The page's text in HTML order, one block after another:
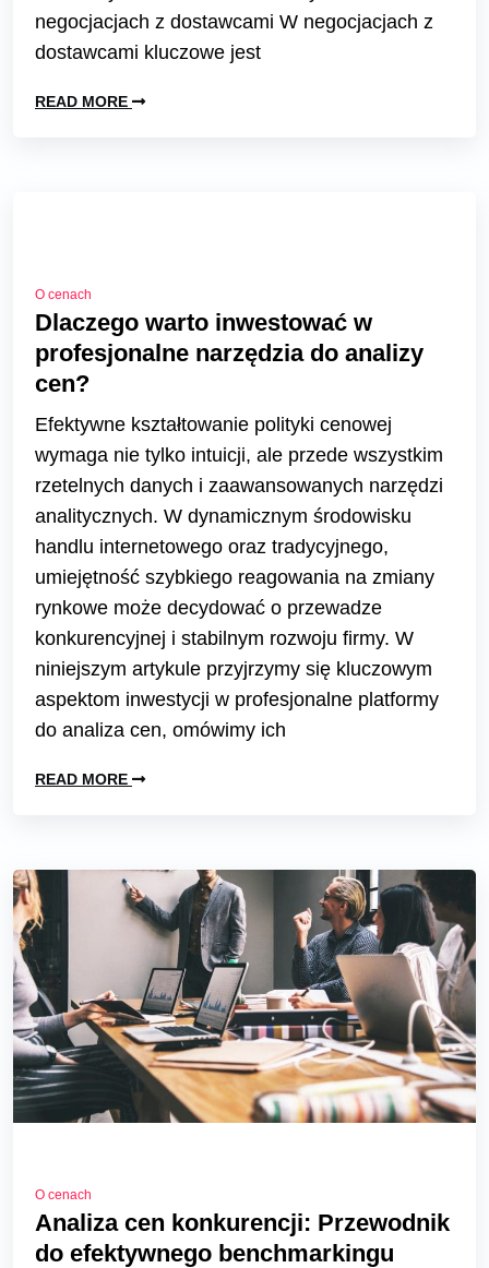
negocjacjach z dostawcami W negocjacjach z
dostawcami kluczowe jest
READ MORE
O cenach
Dlaczego warto inwestować w
profesjonalne narzędzia do analizy
cen?
Efektywne kształtowanie polityki cenowej
wymaga nie tylko intuicji, ale przede wszystkim
rzetelnych danych i zaawansowanych narzędzi
analitycznych. W dynamicznym środowisku
handlu internetowego oraz tradycyjnego,
umiejętność szybkiego reagowania na zmiany
rynkowe może decydować o przewadze
konkurencyjnej i stabilnym rozwoju firmy. W
niniejszym artykule przyjrzymy się kluczowym
aspektom inwestycji w profesjonalne platformy
do analiza cen, omówimy ich
READ MORE
O cenach
Analiza cen konkurencji: Przewodnik
do efektywnego benchmarkingu